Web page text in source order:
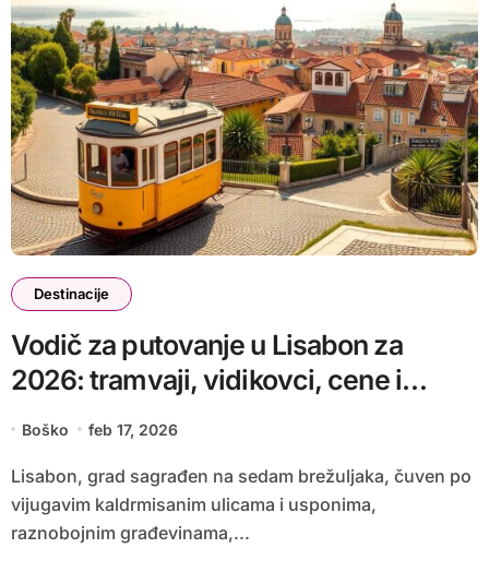
Destinacije
Vodič za putovanje u Lisabon za
2026: tramvaji, vidikovci, cene i
Boško feb 17, 2026
Lisabon, grad sagrađen na sedam brežuljaka, čuven po
vijugavim kaldrmisanim ulicama i usponima,
raznobojnim građevinama,...